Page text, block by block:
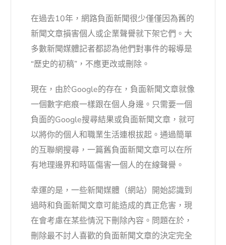
在過去10年，網路負面新聞很少僅僅因為舊的
新聞文章損害個人或企業聲譽就下架它們。大
多數新聞媒體記者都認為他們對事件的報導是
“歷史的初稿”，不應更改或刪除。
現在，由於Google的存在，負面新聞文章就像
一個數字疤痕一樣跟在個人身邊。只需要一個
負面的Google搜尋結果或負面新聞文章，就可
以將你的個人和職業生活連根拔起。通過簡單
的互聯網搜尋，一篇舊負面新聞文章可以在所
有地理邊界和時區傷害一個人的在線聲譽。
幸運的是，一些新聞媒體（網站）開始認識到
過時和負面新聞文章可能造成的真正危害，現
在會考慮在某些情況下刪除內容。問題在於，
刪除最不討人喜歡的負面新聞文章的決定完全